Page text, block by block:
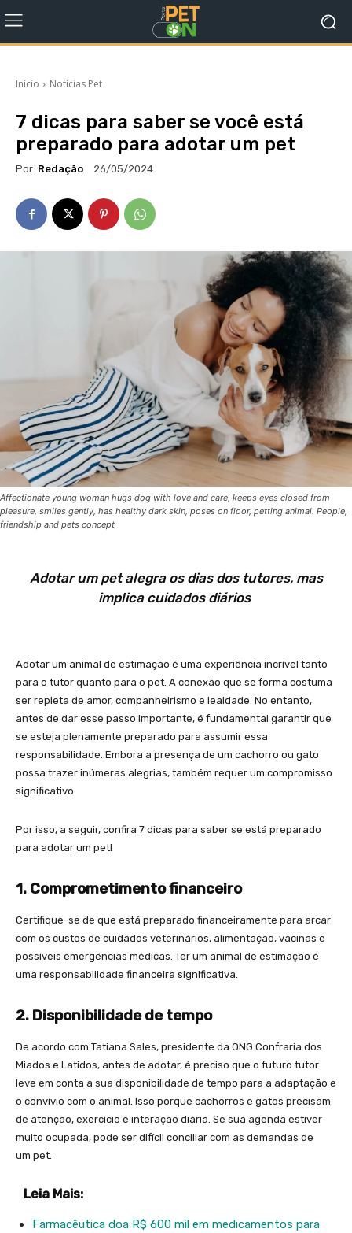
Início Notícias Pet
7 dicas para saber se você está
preparado para adotar um pet
Por: Redação 26/05/2024
Affectionate young woman hugs dog with love and care, keeps eyes closed from
pleasure, smiles gently, has healthy dark skin, poses on floor, petting animal. People,
friendship and pets concept
Adotar um pet alegra os dias dos tutores, mas
implica cuidados diários
Adotar um animal de estimação é uma experiência incrível tanto
para o tutor quanto para o pet. A conexão que se forma costuma
ser repleta de amor, companheirismo e lealdade. No entanto,
antes de dar esse passo importante, é fundamental garantir que
se esteja plenamente preparado para assumir essa
responsabilidade. Embora a presença de um cachorro ou gato
possa trazer inúmeras alegrias, também requer um compromisso
significativo.
Por isso, a seguir, confira 7 dicas para saber se está preparado
para adotar um pet!
1. Comprometimento financeiro
Certifique-se de que está preparado financeiramente para arcar
com os custos de cuidados veterinários, alimentação, vacinas e
possíveis emergências médicas. Ter um animal de estimação é
uma responsabilidade financeira significativa.
2. Disponibilidade de tempo
De acordo com Tatiana Sales, presidente da ONG Confraria dos
Miados e Latidos, antes de adotar, é preciso que o futuro tutor
leve em conta a sua disponibilidade de tempo para a adaptação e
o convívio com o animal. Isso porque cachorros e gatos precisam
de atenção, exercício e interação diária. Se sua agenda estiver
muito ocupada, pode ser difícil conciliar com as demandas de
um pet.
Leia Mais:
Farmacêutica doa R$ 600 mil em medicamentos para